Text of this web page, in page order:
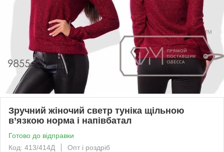
Зручний жіночий светр туніка щільною
в’язкою норма і напівбатал
Готово до відправки
Код: 413/414Д
Опт і роздріб